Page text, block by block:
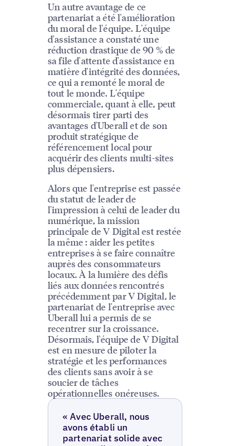
Un autre avantage de ce
partenariat a été l'amélioration
du moral de l'équipe. L'équipe
d'assistance a constaté une
réduction drastique de 90 % de
sa file d'attente d'assistance en
matière d'intégrité des données,
ce qui a remonté le moral de
tout le monde. L'équipe
commerciale, quant à elle, peut
désormais tirer parti des
avantages d'Uberall et de son
produit stratégique de
référencement local pour
acquérir des clients multi-sites
plus dépensiers.
Alors que l'entreprise est passée
du statut de leader de
l'impression à celui de leader du
numérique, la mission
principale de V Digital est restée
la même : aider les petites
entreprises à se faire connaître
auprès des consommateurs
locaux. À la lumière des défis
liés aux données rencontrés
précédemment par V Digital, le
partenariat de l'entreprise avec
Uberall lui a permis de se
recentrer sur la croissance.
Désormais, l'équipe de V Digital
est en mesure de piloter la
stratégie et les performances
des clients sans avoir à se
soucier de tâches
opérationnelles onéreuses.
« Avec Uberall, nous
avons établi un
partenariat solide avec